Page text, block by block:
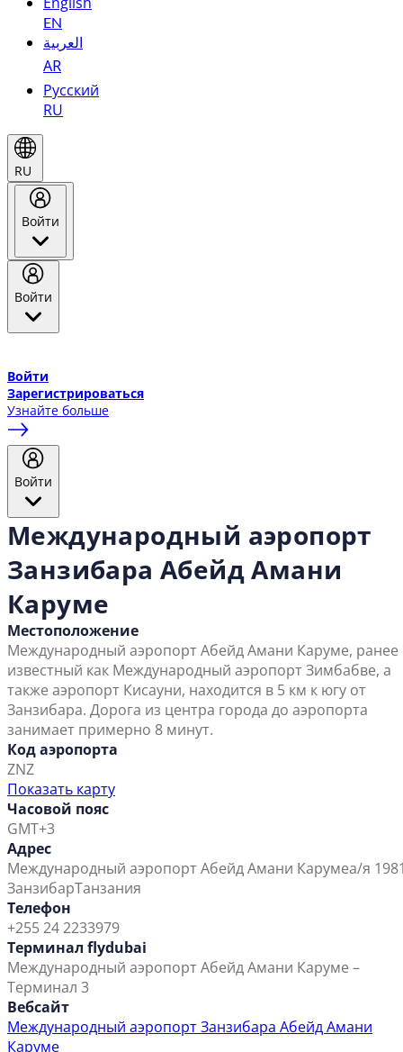
EN
العربية
AR
Русский
RU
RU
Войти
Войти
Войти
Зарегистрироваться
Узнайте больше
Войти
Международный аэропорт
Занзибара Абейд Амани
Каруме
Местоположение
Международный аэропорт Абейд Амани Каруме, ранее
известный как Международный аэропорт Зимбабве, а
также аэропорт Кисауни, находится в 5 км к югу от
Занзибара. Дорога из центра города до аэропорта
занимает примерно 8 минут.
Код аэропорта
ZNZ
Показать карту
Часовой пояс
GMT+3
Адрес
Международный аэропорт Абейд Амани Карумеа/я
ЗанзибарТанзания
Телефон
+255 24 2233979
Терминал flydubai
Международный аэропорт Абейд Амани Каруме –
Терминал 3
Вебсайт
Международный аэропорт Занзибара Абейд Амани
Каруме